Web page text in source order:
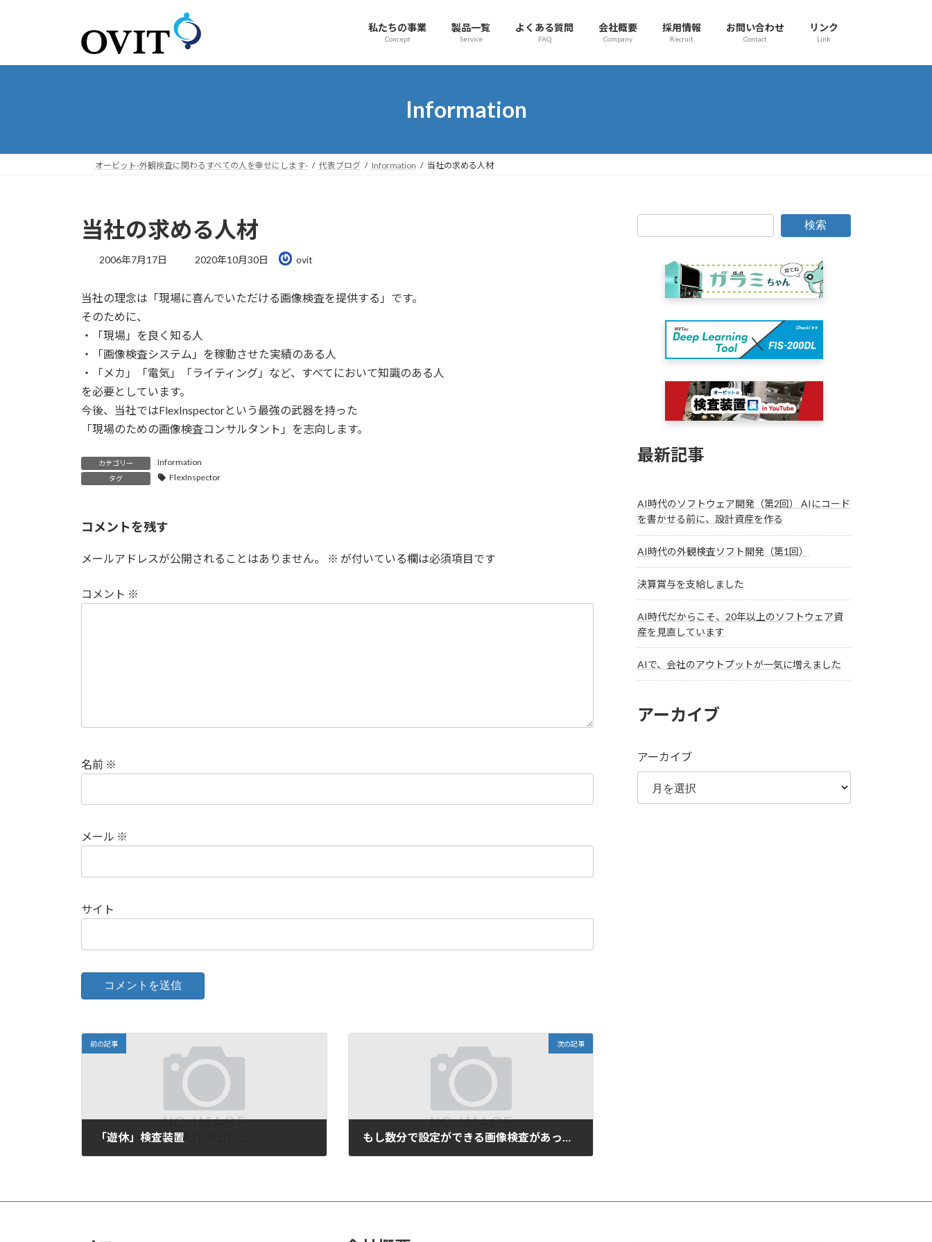
プ
動
私たちの事業
Concept
製品一覧
Service
よくある質問
FAQ
会社概要
Company
採用情報
Recruit
お問い合わせ
Contact
リンク
Link
Information
オービット-外観検査に関わるすべての人を幸せにします- 代表ブログ Information 当社の求める人材
当社の求める人材
2006年7月17日
最
新
:
2020年10月30日 ovit
当社の理念は「現場に喜んでいただける画像検査を提供する」です。
そのために、
・「現場」を良く知る人
・「画像検査システム」を稼動させた実績のある人
・「メカ」「電気」「ライティング」など、すべてにおいて知識のある人
を必要としています。
今後、当社ではFlexInspectorという最強の武器を持った
「現場のための画像検査コンサルタント」を志向します。
カテゴリー Information
タグ FlexInspector
コメントを残す
メールアドレスが公開されることはありません。 ※ が付いている欄は必須項目です
コメント ※
名前 ※
メール ※
サイト
前の記事
「遊休」検査装置
次の記事
もし数分で設定ができる画像検査があったら・・・
検索
最新記事
AI時代のソフトウェア開発（第2回） AIにコード
を書かせる前に、設計資産を作る
AI時代の外観検査ソフト開発（第1回）
決算賞与を支給しました
AI時代だからこそ、20年以上のソフトウェア資
産を見直しています
AIで、会社のアウトプットが一気に増えました
アーカイブ
アーカイブ